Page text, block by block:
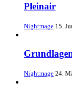
Pleinair
Nightmage 15.
Nightmage 24.